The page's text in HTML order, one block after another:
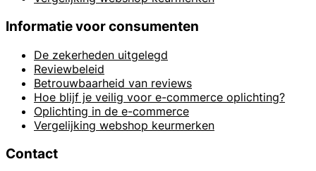
Informatie voor consumenten
De zekerheden uitgelegd
Reviewbeleid
Betrouwbaarheid van reviews
Hoe blijf je veilig voor e-commerce oplichting?
Oplichting in de e-commerce
Vergelijking webshop keurmerken
Contact